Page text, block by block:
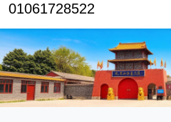
01061728522